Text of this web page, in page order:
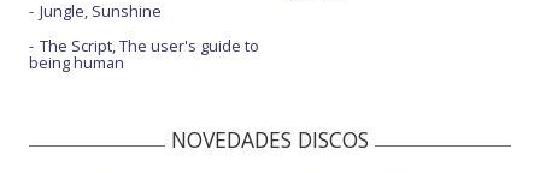
Jungle, Sunshine
The Script, The user's guide to
being human
NOVEDADES DISCOS